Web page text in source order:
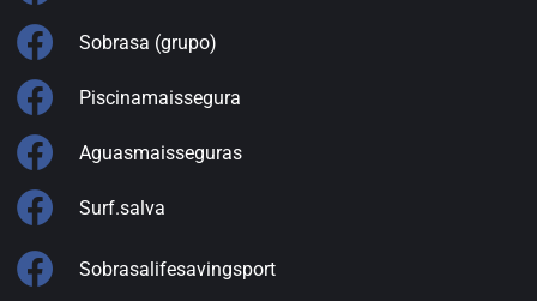
Sobrasa (grupo)
Piscinamaissegura
Aguasmaisseguras
Surf.salva
Sobrasalifesavingsport